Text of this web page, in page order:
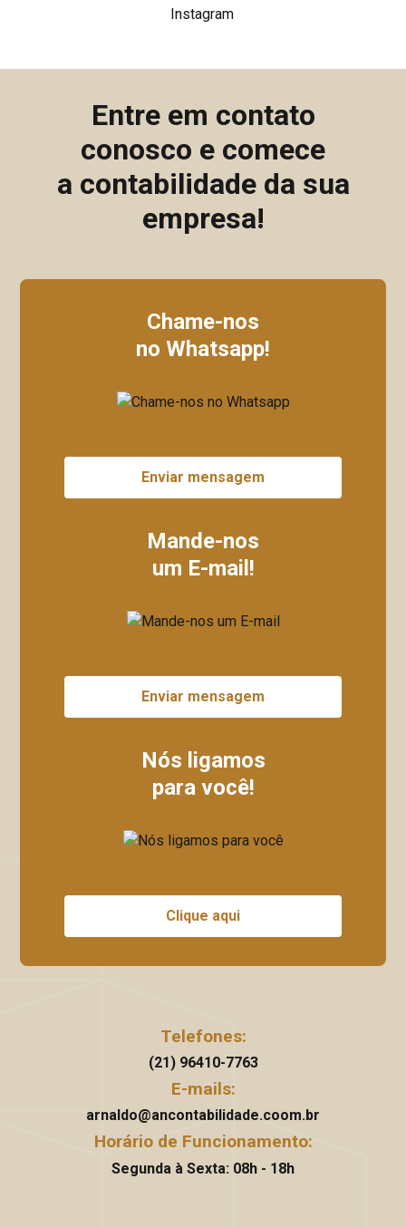
Entre em contato
conosco e comece
a contabilidade da sua
empresa!
Chame-nos
no Whatsapp!
Enviar mensagem
Mande-nos
um E-mail!
Enviar mensagem
Nós ligamos
para você!
Clique aqui
Telefones:
(21) 96410-7763
E-mails:
arnaldo@ancontabilidade.coom.br
Horário de Funcionamento:
Segunda à Sexta: 08h - 18h